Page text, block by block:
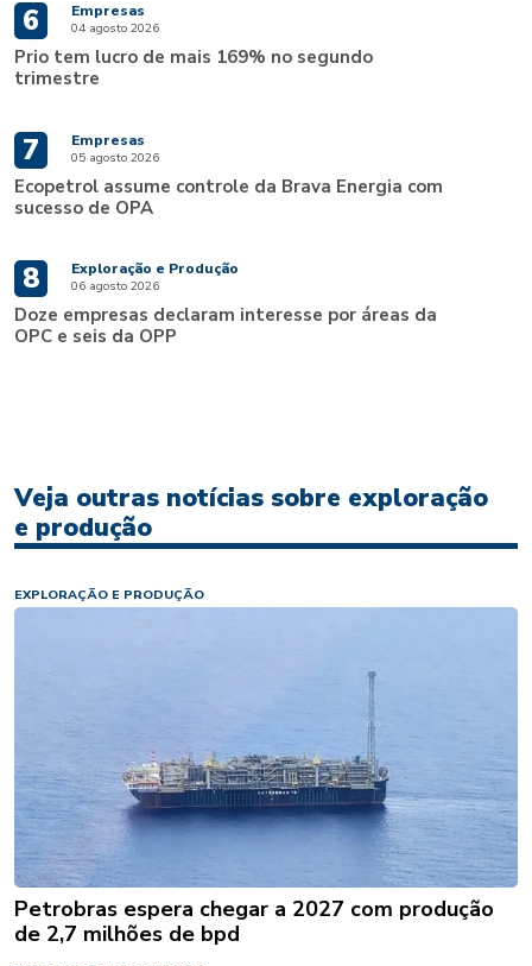
6 Empresas
04 agosto 2026
Prio tem lucro de mais 169% no segundo
trimestre
7 Empresas
05 agosto 2026
Ecopetrol assume controle da Brava Energia com
sucesso de OPA
8 Exploração e Produção
06 agosto 2026
Doze empresas declaram interesse por áreas da
OPC e seis da OPP
Veja outras notícias sobre exploração
e produção
EXPLORAÇÃO E PRODUÇÃO
Petrobras espera chegar a 2027 com produção
de 2,7 milhões de bpd